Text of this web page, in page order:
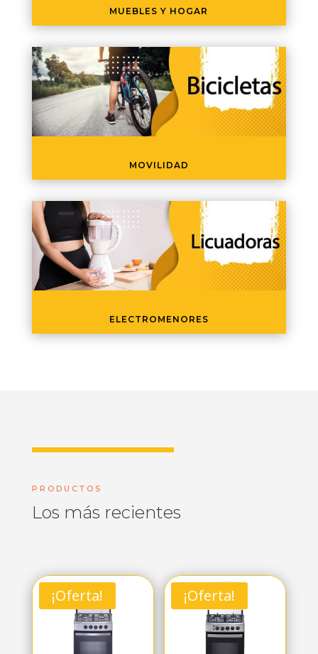
MUEBLES Y HOGAR
MOVILIDAD
ELECTROMENORES
PRODUCTOS
Los más recientes
¡Oferta! ¡Oferta!